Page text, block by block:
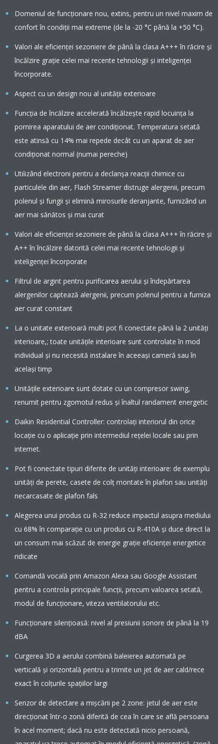
Domeniul de funcționare nou, extins, pentru un nivel maxim de
confort în condiții mai extreme (de la -20 °C până la +50 °C).
Valori ale eficienţei sezoniere de până la clasa A+++ în răcire şi
încălzire graţie celei mai recente tehnologii şi inteligenţei
încorporate.
Aspect cu un design nou al unității exterioare
Funcția de încălzire accelerată încălzește rapid locuința la
pornirea aparatului de aer condiționat. Temperatura setată
este atinsă cu 14% mai repede decât cu un aparat de aer
condiționat normal (numai pereche)
Utilizând electroni pentru a declanșa reacții chimice cu
particulele din aer, Flash Streamer distruge alergenii, precum
polenul și fungii și elimină mirosurile deranjante, furnizând un
aer mai sănătos și mai curat
Valori ale eficienţei sezoniere de până la clasa A+++ în răcire şi
A++ în încălzire datorită celei mai recente tehnologii şi
inteligenţei încorporate
Filtrul de argint pentru purificarea aerului și îndepărtarea
alergenilor captează alergenii, precum polenul pentru a furniza
aer curat constant
La o unitate exterioară multi pot fi conectate până la 2 unităţi
interioare,; toate unităţile interioare sunt controlate în mod
individual şi nu necesită instalare în aceeaşi cameră sau în
acelaşi timp
Unităţile exterioare sunt dotate cu un compresor swing,
renumit pentru zgomotul redus şi înaltul randament energetic
Daikin Residential Controller: controlați interiorul din orice
locație cu o aplicație prin intermediul rețelei locale sau prin
internet.
Pot fi conectate tipuri diferite de unităţi interioare: de exemplu
unităţi de perete, casete de colţ montate în plafon sau unităţi
necarcasate de plafon fals
Alegerea unui produs cu R-32 reduce impactul asupra mediului
cu 68% în comparaţie cu un produs cu R-410A şi duce direct la
un consum mai scăzut de energie graţie eficienţei energetice
ridicate
Comandă vocală prin Amazon Alexa sau Google Assistant
pentru a controla principale funcții, precum valoarea setată,
modul de funcționare, viteza ventilatorului etc.
Funcționare silențioasă: nivel al presiunii sonore de până la 19
dBA
Curgerea 3D a aerului combină baleierea automată pe
verticală şi orizontală pentru a trimite un jet de aer cald/rece
exact în colţurile spaţiilor largi
Senzor de detectare a mișcării pe 2 zone: jetul de aer este
direcţionat într-o zonă diferită de cea în care se află persoana
în acel moment; dacă nu este detectată nicio persoană,